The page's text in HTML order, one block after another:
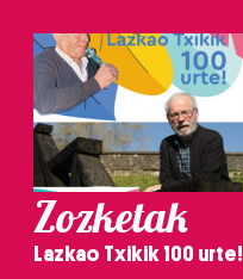
Zozketak
Lazkao Txikik 100 urte!